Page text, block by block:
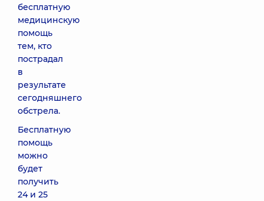
бесплатную
медицинскую
помощь
тем, кто
пострадал
в
результате
сегодняшнего
обстрела.
Бесплатную
помощь
можно
будет
получить
24 и 25